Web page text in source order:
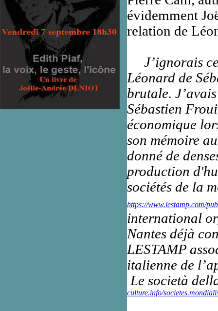
évidemment
relation de
J’ignorais
Léonard de
brutale.
Sébastien
économique
son mémoire
donné de
production
sociétés de la
https://www.lestamp.com/
international
Nantes déjà
LESTAMP
italienne de
Le società
culture.info/